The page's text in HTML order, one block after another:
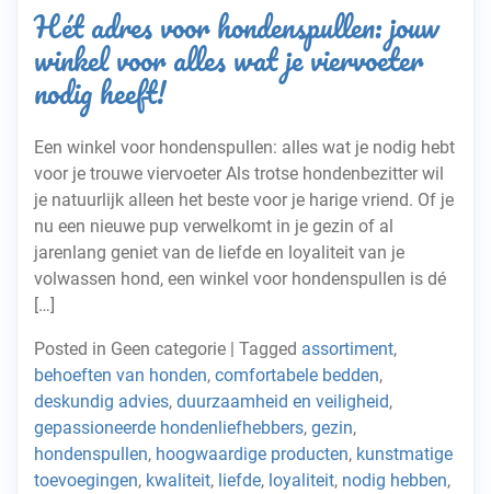
Hét adres voor hondenspullen: jouw
winkel voor alles wat je viervoeter
nodig heeft!
Een winkel voor hondenspullen: alles wat je nodig hebt
voor je trouwe viervoeter Als trotse hondenbezitter wil
je natuurlijk alleen het beste voor je harige vriend. Of je
nu een nieuwe pup verwelkomt in je gezin of al
jarenlang geniet van de liefde en loyaliteit van je
volwassen hond, een winkel voor hondenspullen is dé
[…]
Posted in Geen categorie | Tagged assortiment,
behoeften van honden, comfortabele bedden,
deskundig advies, duurzaamheid en veiligheid,
gepassioneerde hondenliefhebbers, gezin,
hondenspullen, hoogwaardige producten, kunstmatige
toevoegingen, kwaliteit, liefde, loyaliteit, nodig hebben,